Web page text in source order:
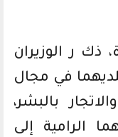
ذك ر الوزيران
في مجال
بالبشر،
الرامية إلى